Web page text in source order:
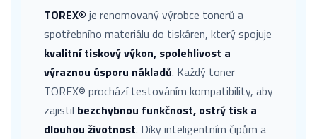
TOREX® je renomovaný výrobce tonerů a
spotřebního materiálu do tiskáren, který spojuje
kvalitní tiskový výkon, spolehlivost a
výraznou úsporu nákladů. Každý toner
TOREX® prochází testováním kompatibility, aby
zajistil bezchybnou funkčnost, ostrý tisk a
dlouhou životnost. Díky inteligentním čipům a